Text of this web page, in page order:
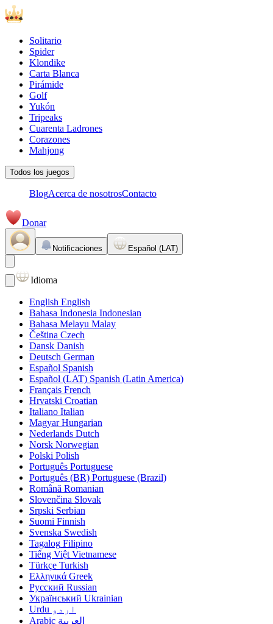
Solitario
Spider
Klondike
Carta Blanca
Pirámide
Golf
Yukón
Tripeaks
Cuarenta Ladrones
Corazones
Mahjong
Todos los juegos
BlogAcerca de nosotrosContacto
Donar
Notificaciones Español (LAT)
Idioma
English English
Bahasa Indonesia Indonesian
Bahasa Melayu Malay
Čeština Czech
Dansk Danish
Deutsch German
Español Spanish
Español (LAT) Spanish (Latin America)
Français French
Hrvatski Croatian
Italiano Italian
Magyar Hungarian
Nederlands Dutch
Norsk Norwegian
Polski Polish
Português Portuguese
Português (BR) Portuguese (Brazil)
Română Romanian
Slovenčina Slovak
Srpski Serbian
Suomi Finnish
Svenska Swedish
Tagalog Filipino
Tiếng Việt Vietnamese
Türkçe Turkish
Ελληνικά Greek
Русский Russian
Український Ukrainian
اردو Urdu
العربية Arabic